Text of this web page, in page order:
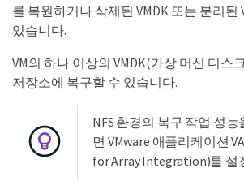
를 복원하거나 삭제된 VMDK 또는 분리된
있습니다.
VM의 하나 이상의 VMDK(가상 머신 디스
저장소에 복구할 수 있습니다.
NFS 환경의 복구 작업 성
면 VMware 애플리케이션
for Array Integration)를 설